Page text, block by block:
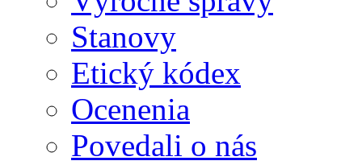
Stanovy
Etický kódex
Ocenenia
Povedali o nás